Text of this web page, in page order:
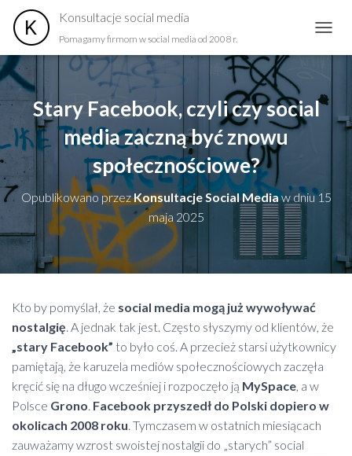
Konsultacje social media
Pomagamy firmom w social media od 2008 r.
Stary Facebook, czyli czy social
media zaczną być znowu
społecznościowe?
Opublikowano przezKonsultacje Social Mediaw dniu15
maja 2025
Kto by pomyślał, że social media mogą już wywoływać
nostalgię. A jednak tak jest. Często słyszymy od klientów, że
„stary Facebook” to było coś. A przecież starsi użytkownicy
pamiętają, że karuzela mediów społecznościowych zaczęła
kręcić się na długo wcześniej i rozpoczęło ją MySpace, a w
Polsce Grono. Facebook przyszedł do Polski dopiero w
okolicach 2008 roku. Tymczasem w ostatnich miesiącach
zauważamy wzrost swoistej nostalgii do „starych” social